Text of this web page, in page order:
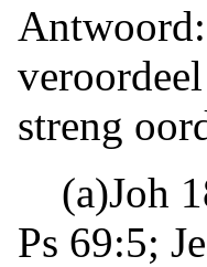
streng
(a)Joh
Ps 69:5;